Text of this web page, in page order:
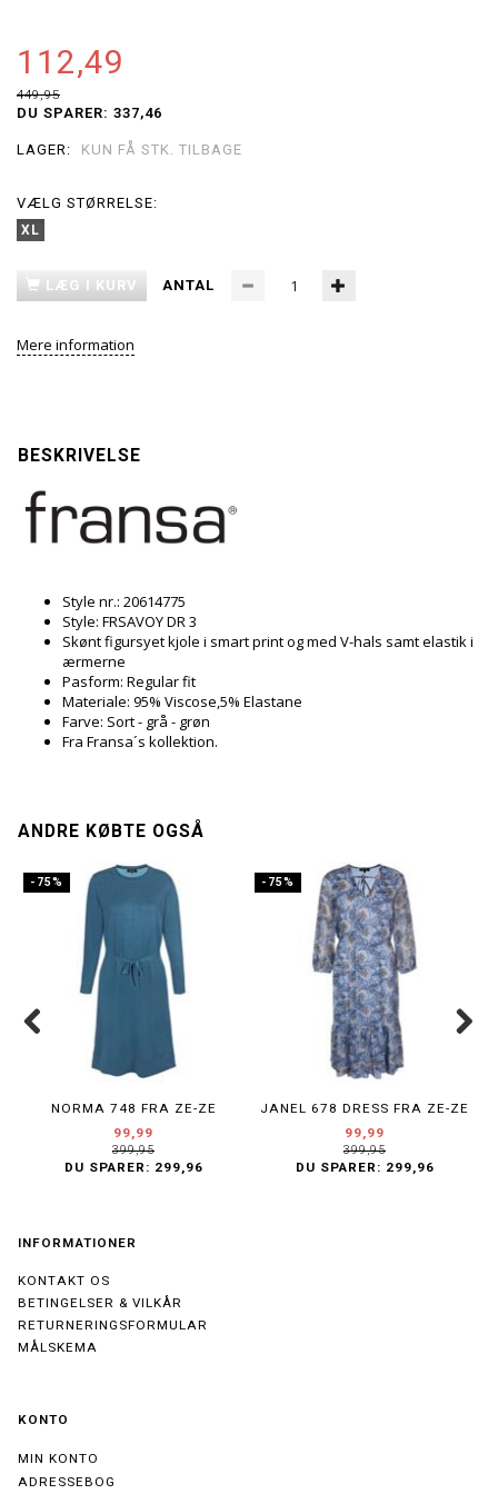
112,49
449,95
DU SPARER: 337,46
LAGER: KUN FÅ STK. TILBAGE
VÆLG STØRRELSE:
XL
LÆG I KURV ANTAL
Mere information
BESKRIVELSE
Style nr.: 20614775
Style: FRSAVOY DR 3
Skønt figursyet kjole i smart print og med V-hals samt elastik i
ærmerne
Pasform: Regular fit
Materiale: 95% Viscose,5% Elastane
Farve: Sort - grå - grøn
Fra Fransa´s kollektion.
ANDRE KØBTE OGSÅ
-75%
NORMA 748 FRA ZE-ZE
99,99
399,95
DU SPARER: 299,96
-75%
JANEL 678 DRESS FRA ZE-ZE
99,99
399,95
DU SPARER: 299,96
INFORMATIONER
KONTAKT OS
BETINGELSER & VILKÅR
RETURNERINGSFORMULAR
MÅLSKEMA
KONTO
MIN KONTO
ADRESSEBOG